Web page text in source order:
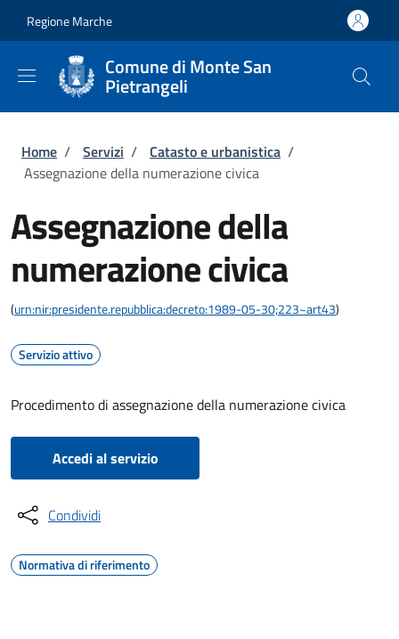
Regione Marche
Comune di Monte San
Pietrangeli
Briciole di pane
Home / Servizi / Catasto e urbanistica /
Assegnazione della numerazione civica
Assegnazione della
numerazione civica
(urn:nir:presidente.repubblica:decreto:1989-05-30;223~art43)
Servizio attivo
Procedimento di assegnazione della numerazione civica
Accedi al servizio
Condividi
Normativa di riferimento